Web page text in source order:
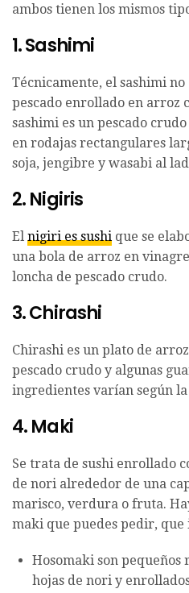
ambos tienen los mismos
1. Sashimi
Técnicamente, el sashimi no
pescado enrollado en arroz
sashimi es un pescado
en rodajas rectangulares
soja, jengibre y wasabi al
2. Nigiris
El nigiri es sushi que se
una bola de arroz en
loncha de pescado crudo.
3. Chirashi
Chirashi es un plato de
pescado crudo y algunas
ingredientes varían según
4. Maki
Se trata de sushi enrollado
de nori alrededor de una
marisco, verdura o fruta.
maki que puedes pedir, que
Hosomaki son pequeños
hojas de nori y